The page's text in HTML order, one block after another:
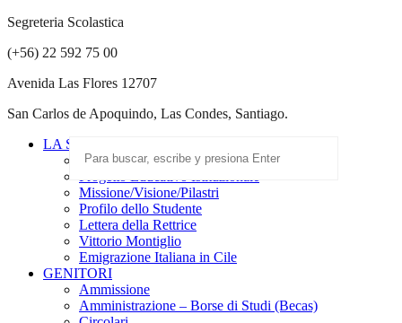
Segreteria Scolastica
(+56) 22 592 75 00
Avenida Las Flores 12707
San Carlos de Apoquindo, Las Condes, Santiago.
LA SCUOLA
Scuola Paritaria
Missione/Visione/Pilastri
Profilo dello Studente
Lettera della Rettrice
Vittorio Montiglio
Emigrazione Italiana in Cile
GENITORI
Ammissione
Amministrazione – Borse di Studi (Becas)